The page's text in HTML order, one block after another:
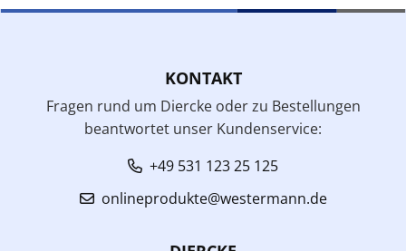
KONTAKT
Fragen rund um Diercke oder zu Bestellungen
beantwortet unser Kundenservice:
+49 531 123 25 125
onlineprodukte@westermann.de